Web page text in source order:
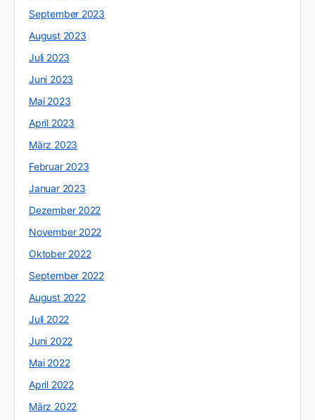
September 2023
August 2023
Juli 2023
Juni 2023
Mai 2023
April 2023
März 2023
Februar 2023
Januar 2023
Dezember 2022
November 2022
Oktober 2022
September 2022
August 2022
Juli 2022
Juni 2022
Mai 2022
April 2022
März 2022